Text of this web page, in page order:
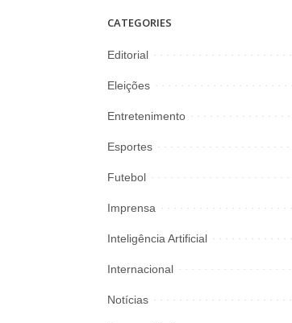
CATEGORIES
Editorial
Eleições
Entretenimento
Esportes
Futebol
Imprensa
Inteligência Artificial
Internacional
Notícias